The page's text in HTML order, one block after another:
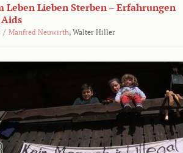
Leben Lieben Sterben – Erfahrungen
/ Manfred Neuwirth, Walter Hiller